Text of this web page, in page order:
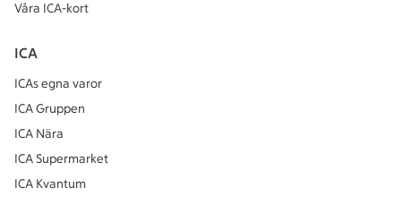
Våra ICA-kort
ICA
ICAs egna varor
ICA Gruppen
ICA Nära
ICA Supermarket
ICA Kvantum